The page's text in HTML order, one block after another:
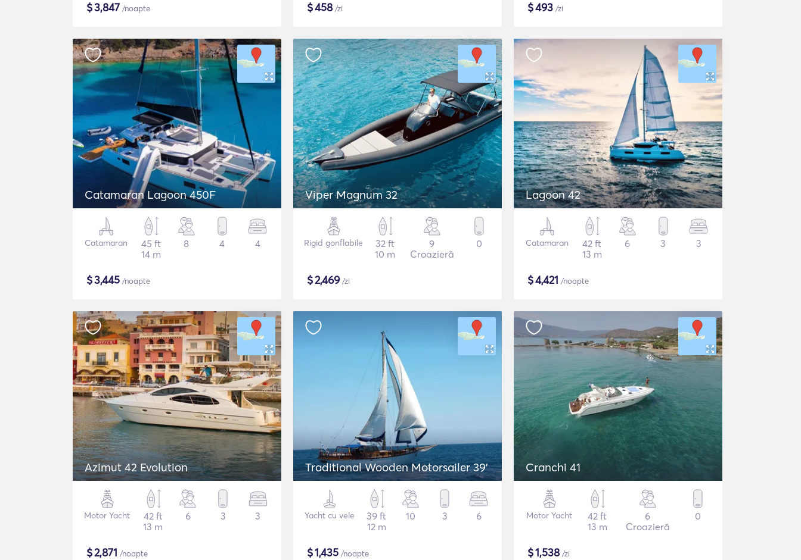
$3,847 /noapte $458/zi $493 /zi
Catamaran Lagoon 450F
Catamaran
45 ft
14 m
8 4 4
$3,445 /noapte
Viper Magnum 32
Rigid gonflabile
32 ft
10 m
9
Croazieră
0
$2,469/zi
Lagoon 42
Catamaran
42 ft
13 m
6 3 3
$4,421 /noapte
Azimut 42 Evolution
Motor Yacht
42 ft
13 m
6 3 3
$2,871 /noapte
Traditional Wooden Motorsailer 39'
Yacht cu vele
39 ft
12 m
10 3 6
$1,435 /noapte
Cranchi 41
Motor Yacht
42 ft
13 m
6
Croazieră
0
$1,538/zi